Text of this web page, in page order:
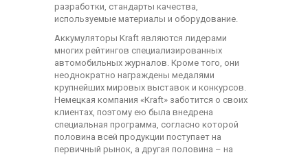
разработки, стандарты качества,
используемые материалы и оборудование.
Аккумуляторы Kraft являются лидерами
многих рейтингов специализированных
автомобильных журналов. Кроме того, они
неоднократно награждены медалями
крупнейших мировых выставок и конкурсов.
Немецкая компания «Kraft» заботится о своих
клиентах, поэтому ею была внедрена
специальная программа, согласно которой
половина всей продукции поступает на
первичный рынок, а другая половина – на